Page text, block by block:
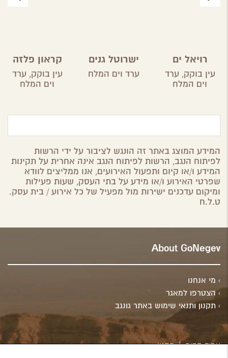
רויאל ים
המלח
עין בוקק, ערד
וים המלח
ישרוטל גנים
ערד וים המלח
קראון פלזה
ים המלח
עין בוקק, ערד
וים המלח
המידע המוצג באתר זה הונגש לציבור על ידי הרשות
לפיתוח הנגב, הרשות לפיתוח הנגב אינה אחרית על תקינות
המידע ו/או קיום ותפעול האירועים, אנו ממליצים לוודא
שפרטי האירוע ו/או מידע על בתי העסק, שעות פעילות
ומיקום עדכנים ישירות מול מפעיל של כל אירוע / בית עסק.
ט.ל.ח
About GoNegev
מי אנחנו
הצטרפו למאגר
תקנון ותנאי שימוש באתר גונגב
עמוד הבית תקנון